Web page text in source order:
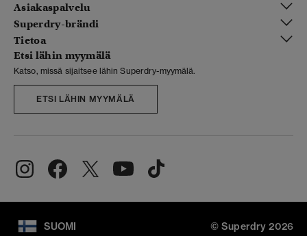
Asiakaspalvelu
Superdry-brändi
Tietoa
Etsi lähin myymälä
Katso, missä sijaitsee lähin Superdry-myymälä.
ETSI LÄHIN MYYMÄLÄ
SUOMI © Superdry 2026